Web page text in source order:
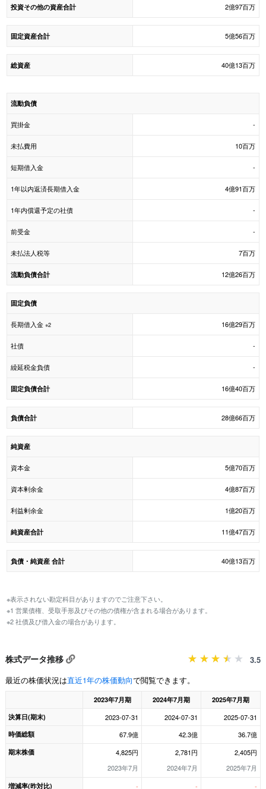
投資その他の資産合計 2億97百万
固定資産合計 5億56百万
総資産 40億13百万
流動負債
買掛金 -
未払費用 10百万
短期借入金 -
1年以内返済長期借入金 4億91百万
1年内償還予定の社債 -
前受金 -
未払法人税等 7百万
流動負債合計 12億26百万
固定負債
長期借入金 ※2 16億29百万
社債 -
繰延税金負債 -
固定負債合計 16億40百万
負債合計 28億66百万
純資産
資本金 5億70百万
資本剰余金 4億87百万
利益剰余金 1億20百万
純資産合計 11億47百万
負債・純資産 合計 40億13百万
※表示されない勘定科目がありますのでご注意下さい。
※1 営業債権、受取手形及びその他の債権が含まれる場合があります。
※2 社債及び借入金の場合があります。
株式データ推移
3.5
最近の株価状況は直近1年の株価動向で閲覧できます。
2023年7月期 2024年7月期
2025年7月期
決算日(期末)
2023-07-31 2024-07-31 2025-07-31
時価総額 67.9億 42.3億 36.7億
期末株価
4,825円
2023年7月
2,781円
2024年7月
2,405円
2025年7月
増減率(昨対比) - - -